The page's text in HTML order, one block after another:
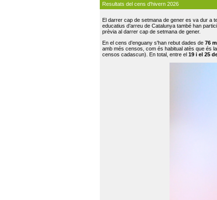
Resultats del cens d'hivern 2026
El darrer cap de setmana de gener es va dur a
educatius d’arreu de Catalunya també han
prèvia al darrer cap de setmana de gener.
En el cens d’enguany s'han rebut dades de 76
amb més censos, com és habitual atès que és
censos cadascun). En total, entre el 19 i el 25